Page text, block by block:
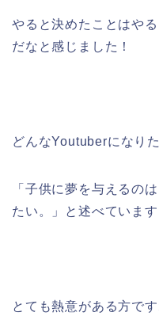
やると決めたことはや
だなと感じました！
どんなYoutuberになり
「子供に夢を与えるの
たい。」と述べています
とても熱意がある方です